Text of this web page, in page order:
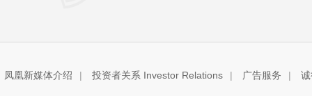
凤凰新媒体介绍 | 投资者关系 Investor Relations | 广告服务 |